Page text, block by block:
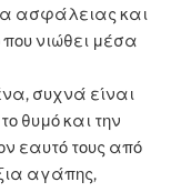
ασφάλειας και
νιώθει μέσα
συχνά είναι
θυμό και την
εαυτό τους από
αγάπης,